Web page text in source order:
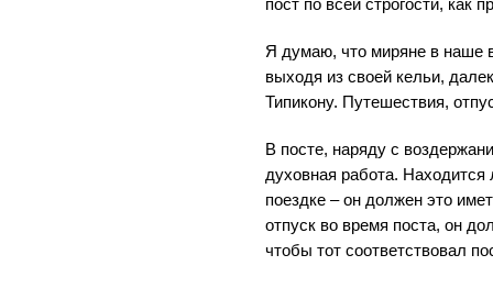
пост по всей строгости, как
Я думаю, что миряне в наше
выходя из своей кельи,
Типикону. Путешествия,
В посте, наряду с
духовная работа. Находится
поездке – он должен это
отпуск во время поста, он
чтобы тот соответствовал